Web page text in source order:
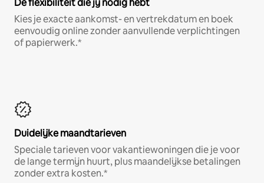
Kies je exacte aankomst- en vertrekdatum en boek
eenvoudig online zonder aanvullende verplichtingen
of papierwerk.*
Duidelijke maandtarieven
Speciale tarieven voor vakantiewoningen die je voor
de lange termijn huurt, plus maandelijkse betalingen
zonder extra kosten.*